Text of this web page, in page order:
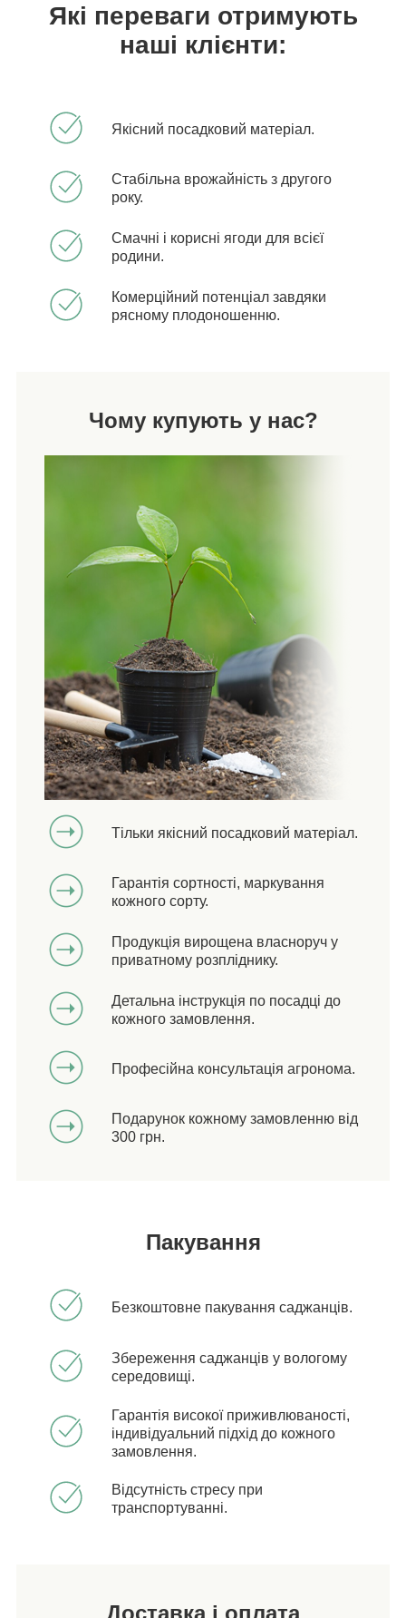
Які переваги отримують
наші клієнти:
Якісний посадковий матеріал.
Стабільна врожайність з другого
року.
Смачні і корисні ягоди для всієї
родини.
Комерційний потенціал завдяки
рясному плодоношенню.
Чому купують у нас?
Тільки якісний посадковий матеріал.
Гарантія сортності, маркування
кожного сорту.
Продукція вирощена власноруч у
приватному розпліднику.
Детальна інструкція по посадці до
кожного замовлення.
Професійна консультація агронома.
Подарунок кожному замовленню від
300 грн.
Пакування
Безкоштовне пакування саджанців.
Збереження саджанців у вологому
середовищі.
Гарантія високої приживлюваності,
індивідуальний підхід до кожного
замовлення.
Відсутність стресу при
транспортуванні.